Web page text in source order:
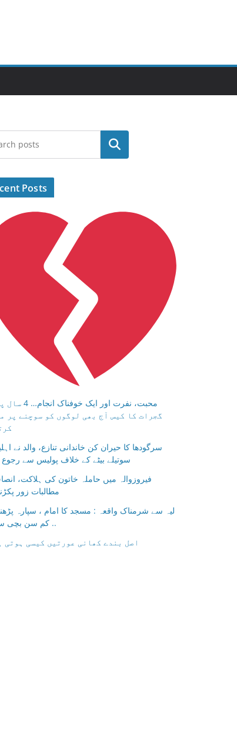
Search
Posts
محبت، نفرت اور ایک
گجرات کا کیس آج بھی لوگوں کو سوچنے پر
سرگودھا کا حیران کن خاندانی تنازع، والد نے
سوتیلے بیٹے کے خلاف پولیس سے رجوع
فیروزوالہ میں حاملہ خاتون کی ہلاکت،
مطالبات زور
لیہ سے شرمناک واقعہ : مسجد کا امام ، سپارہ
کم سن بچی سے اپنا ..
اصل بندے کھانی عورتیں کیسی ہوتی